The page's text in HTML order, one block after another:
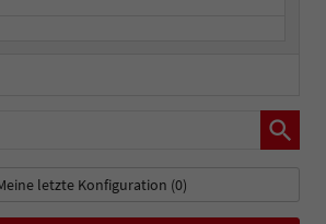
letzte Konfiguration (0)